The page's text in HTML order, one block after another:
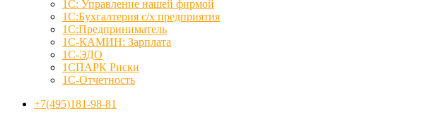
1С: Управление нашей фирмой
1С:Бухгалтерия с/х предприятия
1С:Предприниматель
1С-КАМИН: Зарплата
1С-ЭДО
1СПАРК Риски
1С-Отчетность
+7(495)181-98-81